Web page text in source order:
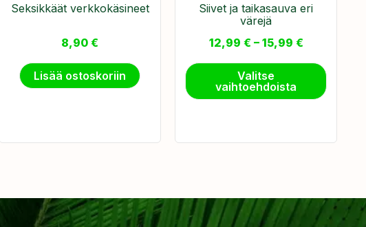
Seksikkäät verkkokäsineet
8,90 €
Lisää ostoskoriin
Siivet ja taikasauva eri
värejä
12,99 € – 15,99 €
Valitse
vaihtoehdoista